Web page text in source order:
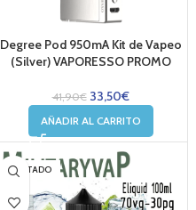
Degree Pod 950mA Kit de Vapeo
(Silver) VAPORESSO PROMO
41,90€ 33,50€
AÑADIR AL CARRITO
AGOTADO